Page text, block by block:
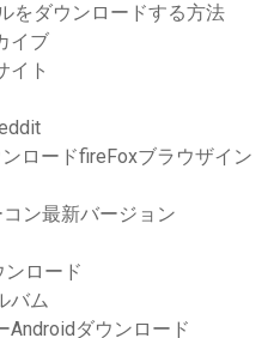
をダウンロードする方法
イブ
イト
ロードfireFoxブラウザイン
ン最新バージョン
ロード
バム
Androidダウンロード